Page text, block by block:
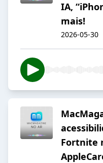
IA,
mais!
2026-05-30
Fortnite